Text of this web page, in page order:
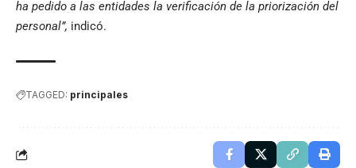
ha pedido a las entidades la verificación de la priorización del
personal”, indicó.
TAGGED: principales